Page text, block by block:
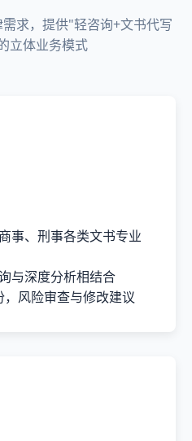
求，提供"轻咨询+文书代写
立体业务模式
事、刑事各类文书专业
与深度分析相结合
，风险审查与修改建议